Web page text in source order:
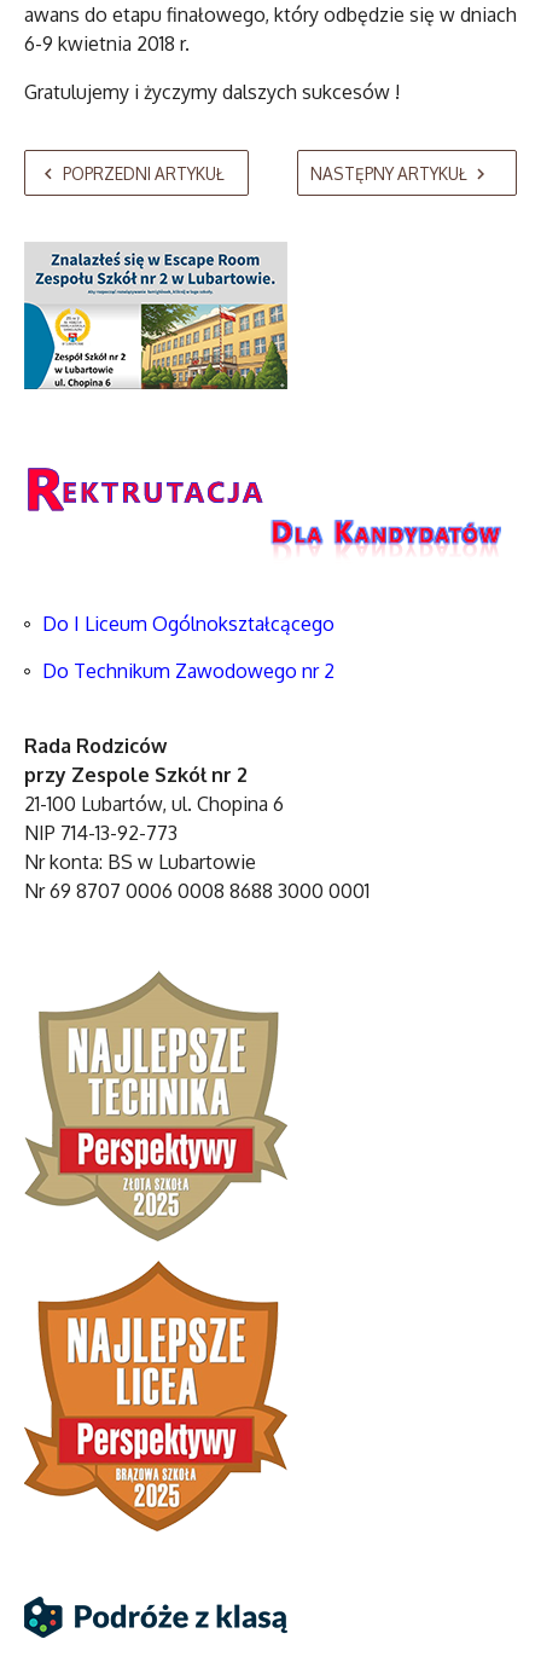
awans do etapu finałowego, który odbędzie się w dniach
6-9 kwietnia 2018 r.
Gratulujemy i życzymy dalszych sukcesów !
POPRZEDNI ARTYKUŁ NASTĘPNY ARTYKUŁ
Do I Liceum Ogólnokształcącego
Do Technikum Zawodowego nr 2
Rada Rodziców
przy Zespole Szkół nr 2
21-100 Lubartów, ul. Chopina 6
NIP 714-13-92-773
Nr konta: BS w Lubartowie
Nr 69 8707 0006 0008 8688 3000 0001